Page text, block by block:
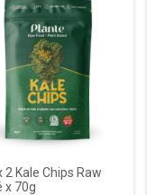
2 Kale Chips Raw
x 70g